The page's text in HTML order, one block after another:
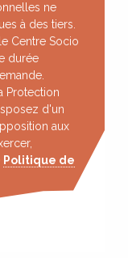
ne
à des tiers.
Centre Socio
durée
Protection
d'un
aux
Politique de